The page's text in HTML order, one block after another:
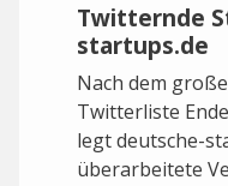
Twitternde
startups.de
Nach dem
Twitterliste
legt deutsche-
überarbeitete